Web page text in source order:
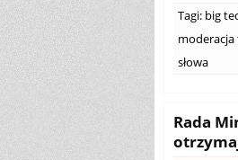
Tagi: big
moderacja
słowa
Rada